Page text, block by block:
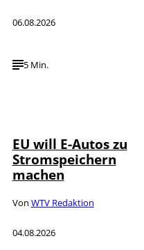
06.08.2026
5 Min.
EU will E-Autos zu
Stromspeichern
machen
Von WTV Redaktion
04.08.2026